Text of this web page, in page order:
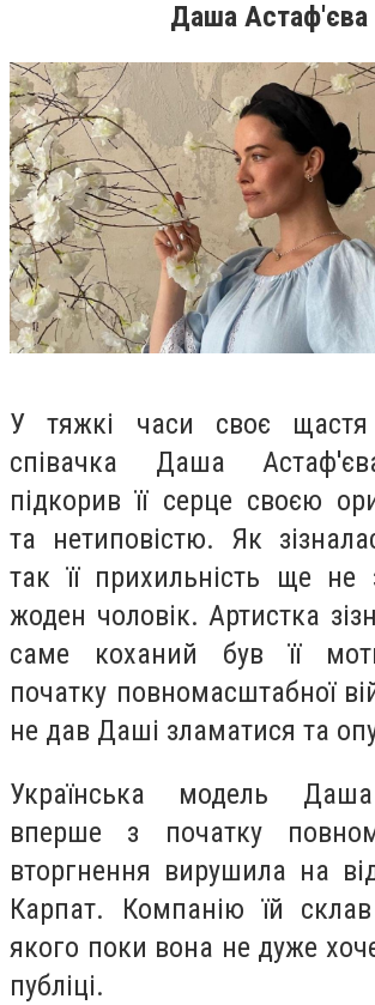
Даша Астаф'єва
У тяжкі часи своє
співачка Даша
підкорив її серце своєю
та нетиповістю. Як
так її прихильність ще не
жоден чоловік. Артистка
саме коханий був її
початку повномасштабної
не дав Даші зламатися та
Українська модель
вперше з початку
вторгнення вирушила на
Карпат. Компанію їй склав
якого поки вона не дуже
публіці.